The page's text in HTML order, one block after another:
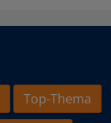
Top-Thema